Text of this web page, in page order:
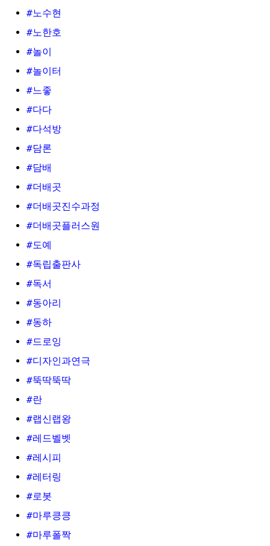
#노수현
#노한호
#놀이
#놀이터
#느좋
#다다
#다석방
#담론
#담배
#더배곳
#더배곳진수과정
#더배곳플러스원
#도예
#독립출판사
#독서
#동아리
#동하
#드로잉
#디자인과연극
#뚝딱뚝딱
#란
#랩신랩왕
#레드벨벳
#레시피
#레터링
#로봇
#마루킁킁
#마루폴짝